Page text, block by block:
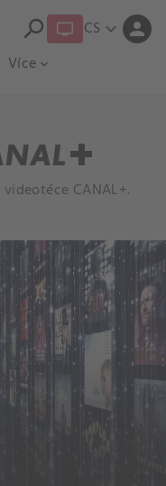
Více expand_more
search CS expand_more person
CANAL+.